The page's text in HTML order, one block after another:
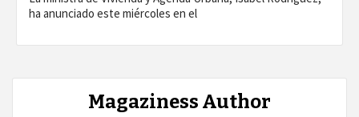
ha anunciado este miércoles en el
Magaziness Author